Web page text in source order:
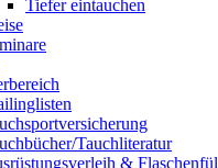
Tiefer eintauchen
Tauchliteratur
&